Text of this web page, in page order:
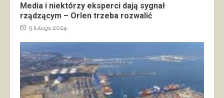
Media i niektórzy eksperci dają sygnał
rządzącym – Orlen trzeba rozwalić
9 lutego 2024